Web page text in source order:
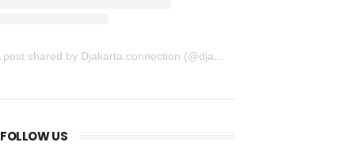
A post shared by Djakarta.connection (@djakarta.connection)
FOLLOW US